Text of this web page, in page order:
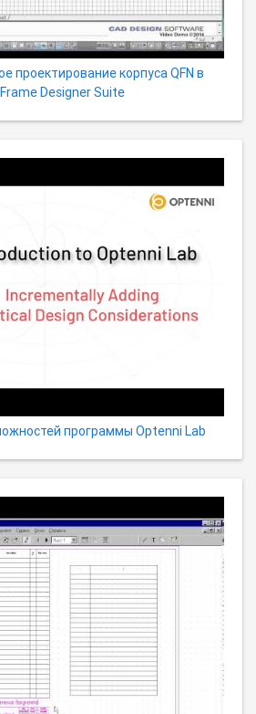
проектирование корпуса QFN в
Designer Suite
программы Optenni Lab